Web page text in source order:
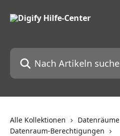
Nach Artikeln suchen …
Alle Kollektionen
Datenräume
Datenraum-Berechtigungen